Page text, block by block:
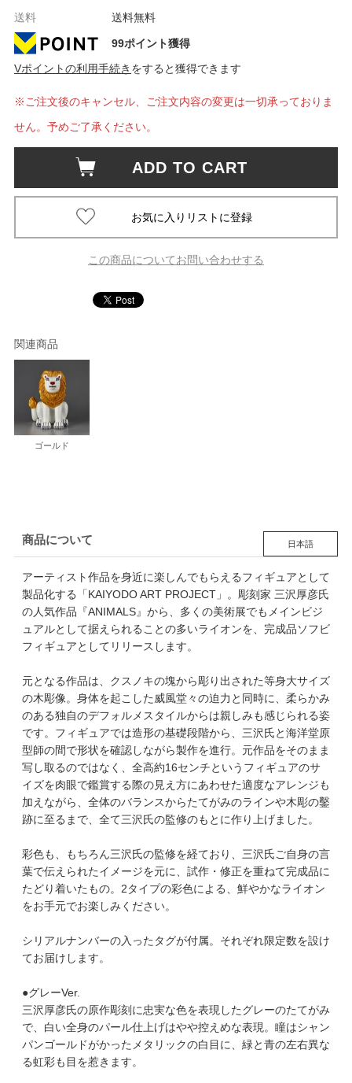
送料
送料無料
99ポイント獲得
Vポイントの利用手続き をすると獲得できます
※ご注文後のキャンセル、ご注文内容の変更は一切承っておりま
せん。予めご了承ください。
ADD TO CART
この商品についてお問い合わせする
関連商品
ゴールド
商品について 日本語
アーティスト作品を身近に楽しんでもらえるフィギュアとして
製品化する「KAIYODO ART PROJECT」。彫刻家 三沢厚彦氏
の人気作品『ANIMALS』から、多くの美術展でもメインビジ
ュアルとして据えられることの多いライオンを、完成品ソフビ
フィギュアとしてリリースします。
元となる作品は、クスノキの塊から彫り出された等身大サイズ
の木彫像。身体を起こした威風堂々の迫力と同時に、柔らかみ
のある独自のデフォルメスタイルからは親しみも感じられる姿
です。フィギュアでは造形の基礎段階から、三沢氏と海洋堂原
型師の間で形状を確認しながら製作を進行。元作品をそのまま
写し取るのではなく、全高約16センチというフィギュアのサ
イズを肉眼で鑑賞する際の見え方にあわせた適度なアレンジも
加えながら、全体のバランスからたてがみのラインや木彫の鑿
跡に至るまで、全て三沢氏の監修のもとに作り上げました。
彩色も、もちろん三沢氏の監修を経ており、三沢氏ご自身の言
葉で伝えられたイメージを元に、試作・修正を重ねて完成品に
たどり着いたもの。2タイプの彩色による、鮮やかなライオン
をお手元でお楽しみください。
シリアルナンバーの入ったタグが付属。それぞれ限定数を設け
てお届けします。
●グレーVer.
三沢厚彦氏の原作彫刻に忠実な色を表現したグレーのたてがみ
で、白い全身のパール仕上げはやや控えめな表現。瞳はシャン
パンゴールドがかったメタリックの白目に、緑と青の左右異な
る虹彩も目を惹きます。